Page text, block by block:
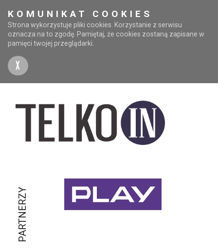
KOMUNIKAT COOKIES
Strona wykorzystuje pliki cookies. Korzystanie z serwisu
oznacza na to zgodę. Pamiętaj, że cookies zostaną zapisane w
pamięci twojej przeglądarki.
X
PARTNERZY